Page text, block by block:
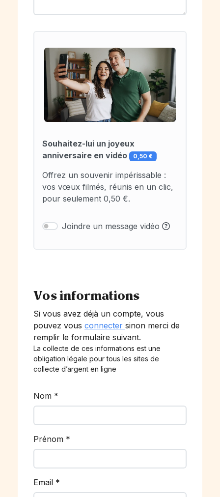
Souhaitez-lui un joyeux
anniversaire en vidéo
0,50 €
Offrez un souvenir impérissable :
vos vœux filmés, réunis en un clic,
pour seulement 0,50 €.
Joindre un message vidéo
Vos informations
Si vous avez déjà un compte, vous
pouvez vous connecter sinon merci de
remplir le formulaire suivant.
La collecte de ces informations est une
obligation légale pour tous les sites de
collecte d’argent en ligne
Nom *
Prénom *
Email *